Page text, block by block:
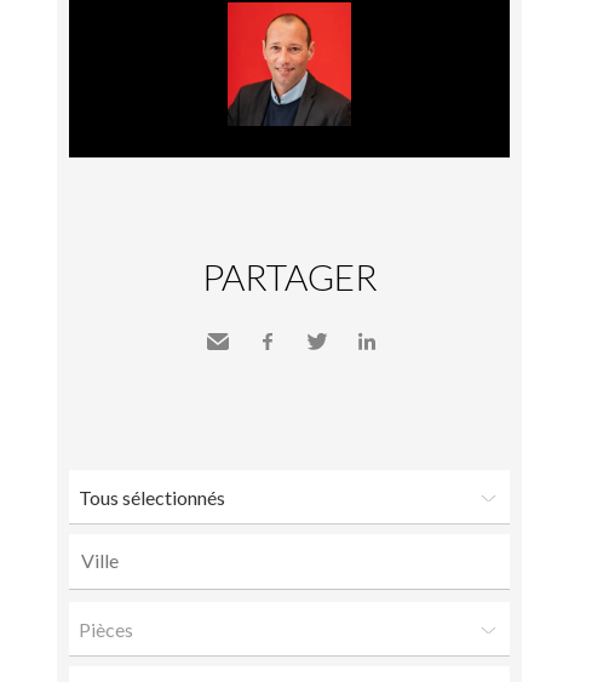
PARTAGER
Tous sélectionnés
Pièces